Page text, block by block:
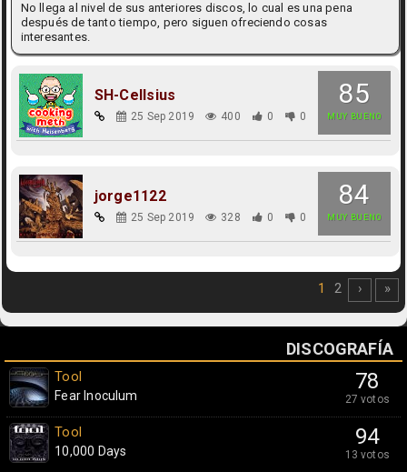
No llega al nivel de sus anteriores discos, lo cual es una pena
después de tanto tiempo, pero siguen ofreciendo cosas
interesantes.
85
MUY BUENO
SH-Cellsius
25 Sep 2019 400 0 0
84
MUY BUENO
jorge1122
25 Sep 2019 328 0 0
1 2 › »
DISCOGRAFÍA
78
27 votos
Tool
Fear Inoculum
94
13 votos
Tool
10,000 Days